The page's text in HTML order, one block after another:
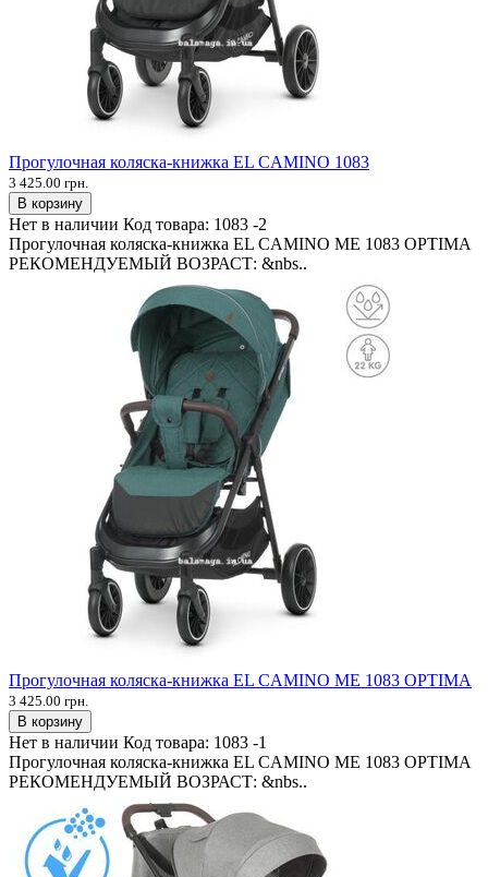
Прогулочная коляска-книжка EL CAMINO 1083
3 425.00 грн.
В корзину
Нет в наличии Код товара: 1083 -2
Прогулочная коляска-книжка EL CAMINO ME 1083 OPTIMA
РЕКОМЕНДУЕМЫЙ ВОЗРАСТ: &nbs..
Прогулочная коляска-книжка EL CAMINO ME 1083 OPTIMA
3 425.00 грн.
В корзину
Нет в наличии Код товара: 1083 -1
Прогулочная коляска-книжка EL CAMINO ME 1083 OPTIMA
РЕКОМЕНДУЕМЫЙ ВОЗРАСТ: &nbs..